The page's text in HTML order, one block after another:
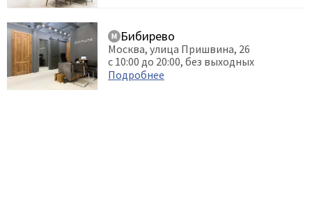
Бибирево
Москва, улица Пришвина, 26
с 10:00 до 20:00, без выходных
Подробнее